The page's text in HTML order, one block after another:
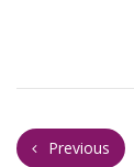
Previous